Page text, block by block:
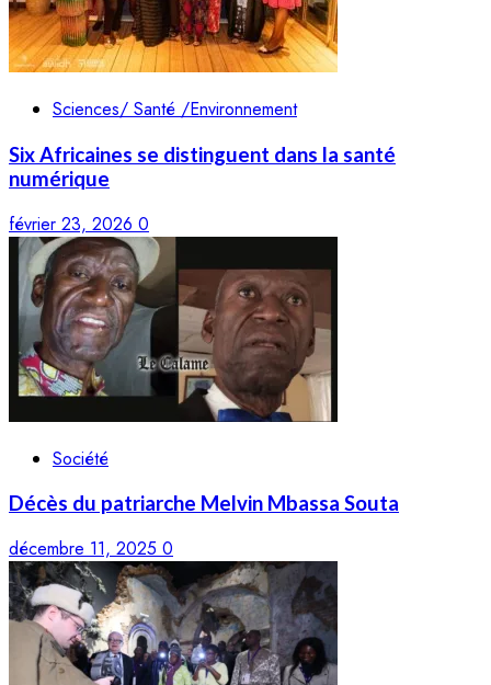
Sciences/ Santé /Environnement
Six Africaines se distinguent dans la santé
numérique
février 23, 2026 0
Société
Décès du patriarche Melvin Mbassa Souta
décembre 11, 2025 0